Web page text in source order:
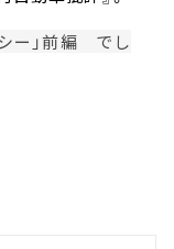
ー」前編 でし